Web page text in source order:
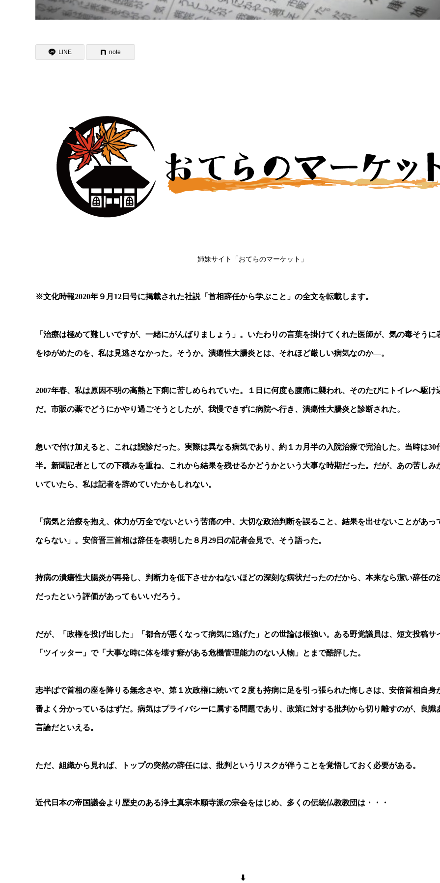
LINE note
姉妹サイト「おてらのマーケット」
※文化時報2020年９月12日号に掲載された社説「首相辞任から学ぶこと」の全文を転載します。
「治療は極めて難しいですが、一緒にがんばりましょう」。いたわりの言葉を掛けてくれた医師が、気の毒そうに
をゆがめたのを、私は見逃さなかった。そうか。潰瘍性大腸炎とは、それほど厳しい病気なのか―。
2007年春、私は原因不明の高熱と下痢に苦しめられていた。１日に何度も腹痛に襲われ、そのたびにトイレへ駆け
だ。市販の薬でどうにかやり過ごそうとしたが、我慢できずに病院へ行き、潰瘍性大腸炎と診断された。
急いで付け加えると、これは誤診だった。実際は異なる病気であり、約１カ月半の入院治療で完治した。当時は30
半。新聞記者としての下積みを重ね、これから結果を残せるかどうかという大事な時期だった。だが、あの苦しみ
いていたら、私は記者を辞めていたかもしれない。
「病気と治療を抱え、体力が万全でないという苦痛の中、大切な政治判断を誤ること、結果を出せないことがあっ
ならない」。安倍晋三首相は辞任を表明した８月29日の記者会見で、そう語った。
持病の潰瘍性大腸炎が再発し、判断力を低下させかねないほどの深刻な病状だったのだから、本来なら潔い辞任の
だったという評価があってもいいだろう。
だが、「政権を投げ出した」「都合が悪くなって病気に逃げた」との世論は根強い。ある野党議員は、短文投稿サ
「ツイッター」で「大事な時に体を壊す癖がある危機管理能力のない人物」とまで酷評した。
志半ばで首相の座を降りる無念さや、第１次政権に続いて２度も持病に足を引っ張られた悔しさは、安倍首相自身
番よく分かっているはずだ。病気はプライバシーに属する問題であり、政策に対する批判から切り離すのが、良識
言論だといえる。
ただ、組織から見れば、トップの突然の辞任には、批判というリスクが伴うことを覚悟しておく必要がある。
近代日本の帝国議会より歴史のある浄土真宗本願寺派の宗会をはじめ、多くの伝統仏教教団は・・・
⬇︎